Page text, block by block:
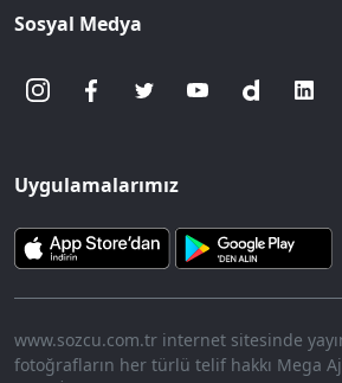
Sosyal Medya
Uygulamalarımız
www.sozcu.com.tr internet sitesinde
fotoğrafların her türlü telif hakkı Mega